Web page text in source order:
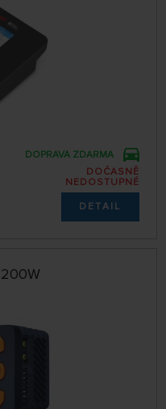
DOPRAVA ZDARMA
DOČASNĚ
NEDOSTUPNÉ
DETAIL
200W